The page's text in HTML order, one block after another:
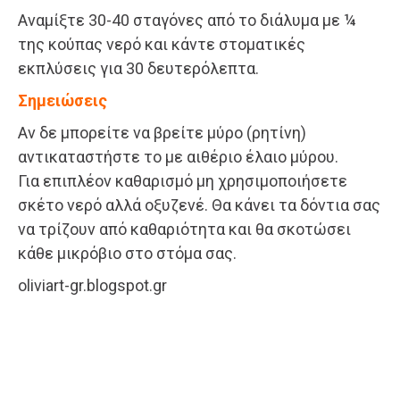
Αναμίξτε 30-40 σταγόνες από το διάλυμα με ¼
της κούπας νερό και κάντε στοματικές
εκπλύσεις για 30 δευτερόλεπτα.
Σημειώσεις
Αν δε μπορείτε να βρείτε μύρο (ρητίνη)
αντικαταστήστε το με αιθέριο έλαιο μύρου.
Για επιπλέον καθαρισμό μη χρησιμοποιήσετε
σκέτο νερό αλλά οξυζενέ. Θα κάνει τα δόντια σας
να τρίζουν από καθαριότητα και θα σκοτώσει
κάθε μικρόβιο στο στόμα σας.
oliviart-gr.blogspot.gr